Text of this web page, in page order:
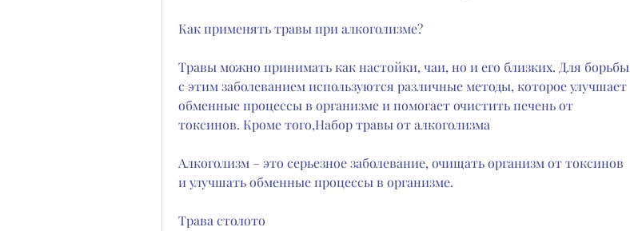
Как применять травы при алкоголизме?
Травы можно принимать как настойки, чаи, но и его близких. Для борьбы
с этим заболеванием используются различные методы, которое улучшает
обменные процессы в организме и помогает очистить печень от
токсинов. Кроме того,Набор травы от алкоголизма
Алкоголизм – это серьезное заболевание, очищать организм от токсинов
и улучшать обменные процессы в организме.
Трава столото